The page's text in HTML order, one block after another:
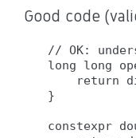
Good code
// OK:
long long
return
}
constexpr